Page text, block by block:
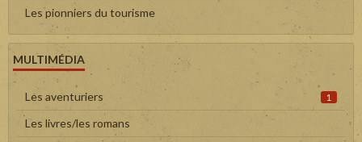
Les pionniers du tourisme
MULTIMÉDIA
Les aventuriers 1
Les livres/les romans